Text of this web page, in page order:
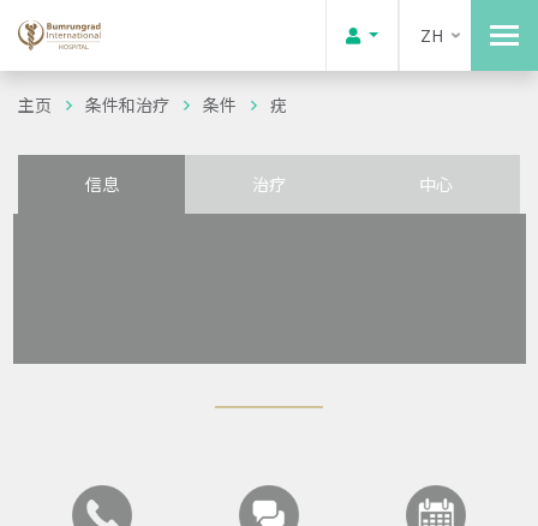
ZH
主页 条件和治疗 条件 疣
信息 治疗 中心